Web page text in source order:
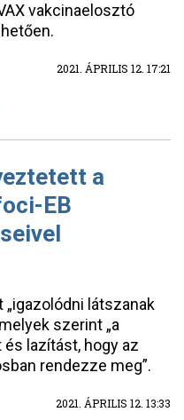
vakcinaelosztó
2021. ÁPRILIS 12. 17:21
a
EB
látszanak
szerint „a
lazítást, hogy az
rendezze meg”.
2021. ÁPRILIS 12. 13:33